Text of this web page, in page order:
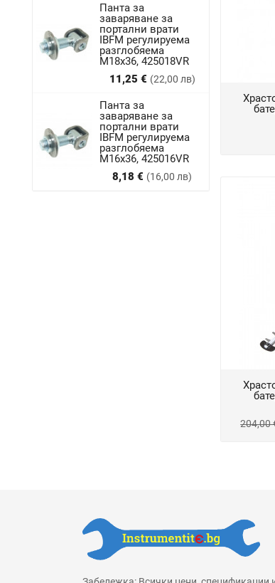
Панта за
заваряване за
портални врати
IBFM регулируема
разглобяема
M18x36, 425018VR
11,25 € (22,00 лв)
Цена
Панта за
заваряване за
портални врати
IBFM регулируема
разглобяема
М16х36, 425016VR
8,18 € (16,00 лв)
Цена
204,00